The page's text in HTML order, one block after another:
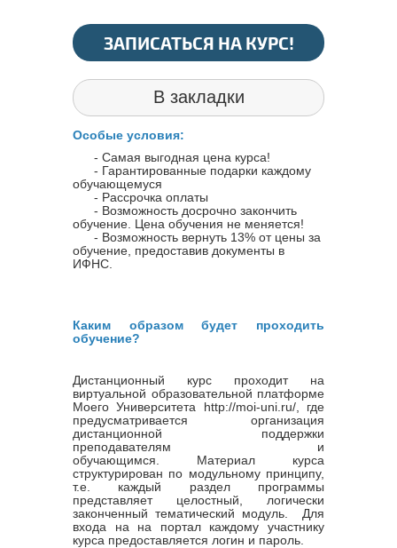
ЗАПИСАТЬСЯ НА КУРС!
В закладки
Особые условия:
- Самая выгодная цена курса!
- Гарантированные подарки каждому
обучающемуся
- Рассрочка оплаты
- Возможность досрочно закончить
обучение. Цена обучения не меняется!
- Возможность вернуть 13% от цены за
обучение, предоставив документы в
ИФНС.
Каким образом будет проходить
обучение?
Дистанционный курс проходит на
виртуальной образовательной платформе
Моего Университета http://moi-uni.ru/, где
предусматривается организация
дистанционной поддержки
преподавателям и
обучающимся. Материал курса
структурирован по модульному принципу,
т.е. каждый раздел программы
представляет целостный, логически
законченный тематический модуль. Для
входа на на портал каждому участнику
курса предоставляется логин и пароль.